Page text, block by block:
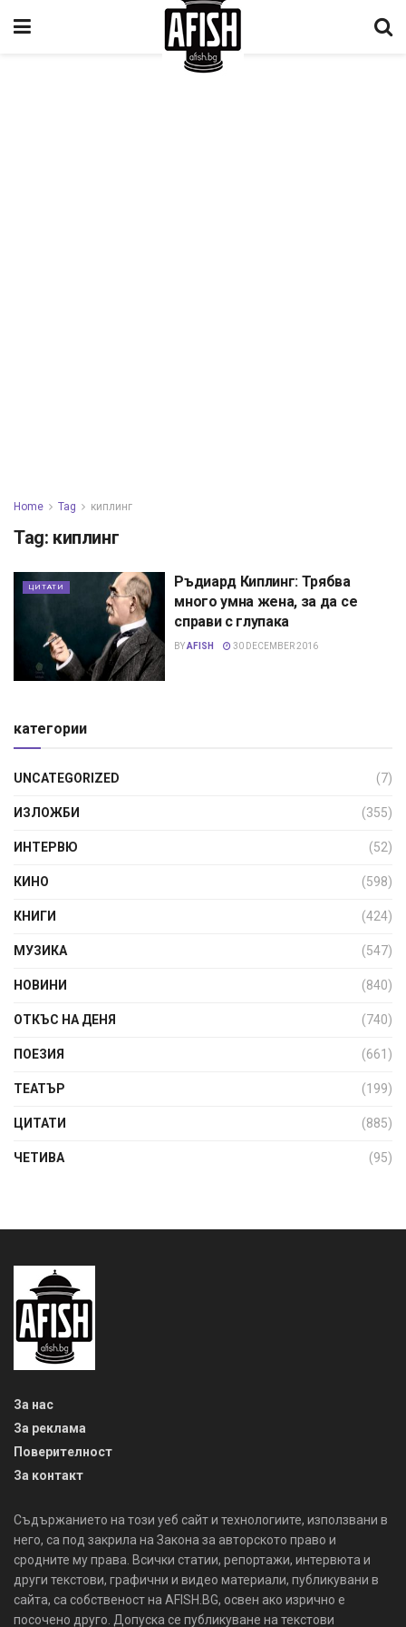
Home Tag киплинг
Tag: киплинг
ЦИТАТИ
Ръдиард Киплинг: Трябва
много умна жена, за да се
справи с глупака
BYAFISH 30 DECEMBER 2016
категории
UNCATEGORIZED (7)
ИЗЛОЖБИ (355)
ИНТЕРВЮ (52)
КИНО (598)
КНИГИ (424)
МУЗИКА (547)
НОВИНИ (840)
ОТКЪС НА ДЕНЯ (740)
ПОЕЗИЯ (661)
ТЕАТЪР (199)
ЦИТАТИ (885)
ЧЕТИВА (95)
За нас
За реклама
Поверителност
За контакт
Съдържанието на този уеб сайт и технологиите, използвани в
него, са под закрила на Закона за авторското право и
сродните му права. Всички статии, репортажи, интервюта и
други текстови, графични и видео материали, публикувани в
сайта, са собственост на AFISH.BG, освен ако изрично е
посочено друго. Допуска се публикуване на текстови